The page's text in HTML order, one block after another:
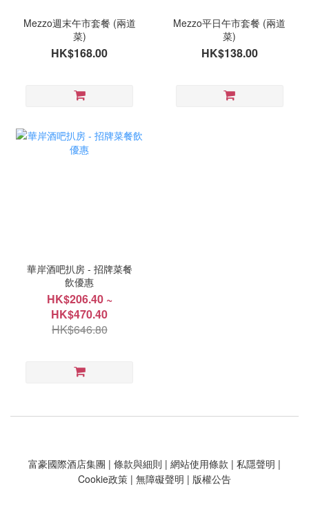
Mezzo週末午市套餐 (兩道
菜)
HK$168.00
Mezzo平日午市套餐 (兩道
菜)
HK$138.00
華岸酒吧扒房 - 招牌菜餐
飲優惠
HK$206.40 ~
HK$470.40
HK$646.80
富豪國際酒店集團 | 條款與細則 | 網站使用條款 | 私隱聲明 |
Cookie政策 | 無障礙聲明 | 版權公告